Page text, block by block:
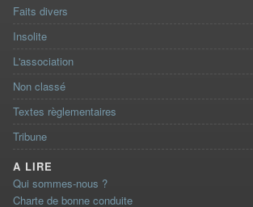
Faits divers
Insolite
L'association
Non classé
Textes règlementaires
Tribune
A LIRE
Qui sommes-nous ?
Charte de bonne conduite